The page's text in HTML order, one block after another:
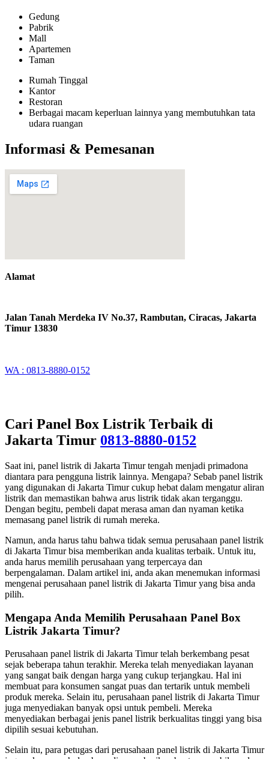
Gedung
Pabrik
Mall
Apartemen
Taman
Rumah Tinggal
Kantor
Restoran
Berbagai macam keperluan lainnya yang membutuhkan tata
udara ruangan
Informasi & Pemesanan
Alamat
Jalan Tanah Merdeka IV No.37, Rambutan, Ciracas, Jakarta
Timur 13830
WA : 0813-8880-0152
Cari Panel Box Listrik Terbaik di
Jakarta Timur 0813-8880-0152
Saat ini, panel listrik di Jakarta Timur tengah menjadi primadona
diantara para pengguna listrik lainnya. Mengapa? Sebab panel listrik
yang digunakan di Jakarta Timur cukup hebat dalam mengatur aliran
listrik dan memastikan bahwa arus listrik tidak akan terganggu.
Dengan begitu, pembeli dapat merasa aman dan nyaman ketika
memasang panel listrik di rumah mereka.
Namun, anda harus tahu bahwa tidak semua perusahaan panel listrik
di Jakarta Timur bisa memberikan anda kualitas terbaik. Untuk itu,
anda harus memilih perusahaan yang terpercaya dan
berpengalaman. Dalam artikel ini, anda akan menemukan informasi
mengenai perusahaan panel listrik di Jakarta Timur yang bisa anda
pilih.
Mengapa Anda Memilih Perusahaan Panel Box
Listrik Jakarta Timur?
Perusahaan panel listrik di Jakarta Timur telah berkembang pesat
sejak beberapa tahun terakhir. Mereka telah menyediakan layanan
yang sangat baik dengan harga yang cukup terjangkau. Hal ini
membuat para konsumen sangat puas dan tertarik untuk membeli
produk mereka. Selain itu, perusahaan panel listrik di Jakarta Timur
juga menyediakan banyak opsi untuk pembeli. Mereka
menyediakan berbagai jenis panel listrik berkualitas tinggi yang bisa
dipilih sesuai kebutuhan.
Selain itu, para petugas dari perusahaan panel listrik di Jakarta Timur